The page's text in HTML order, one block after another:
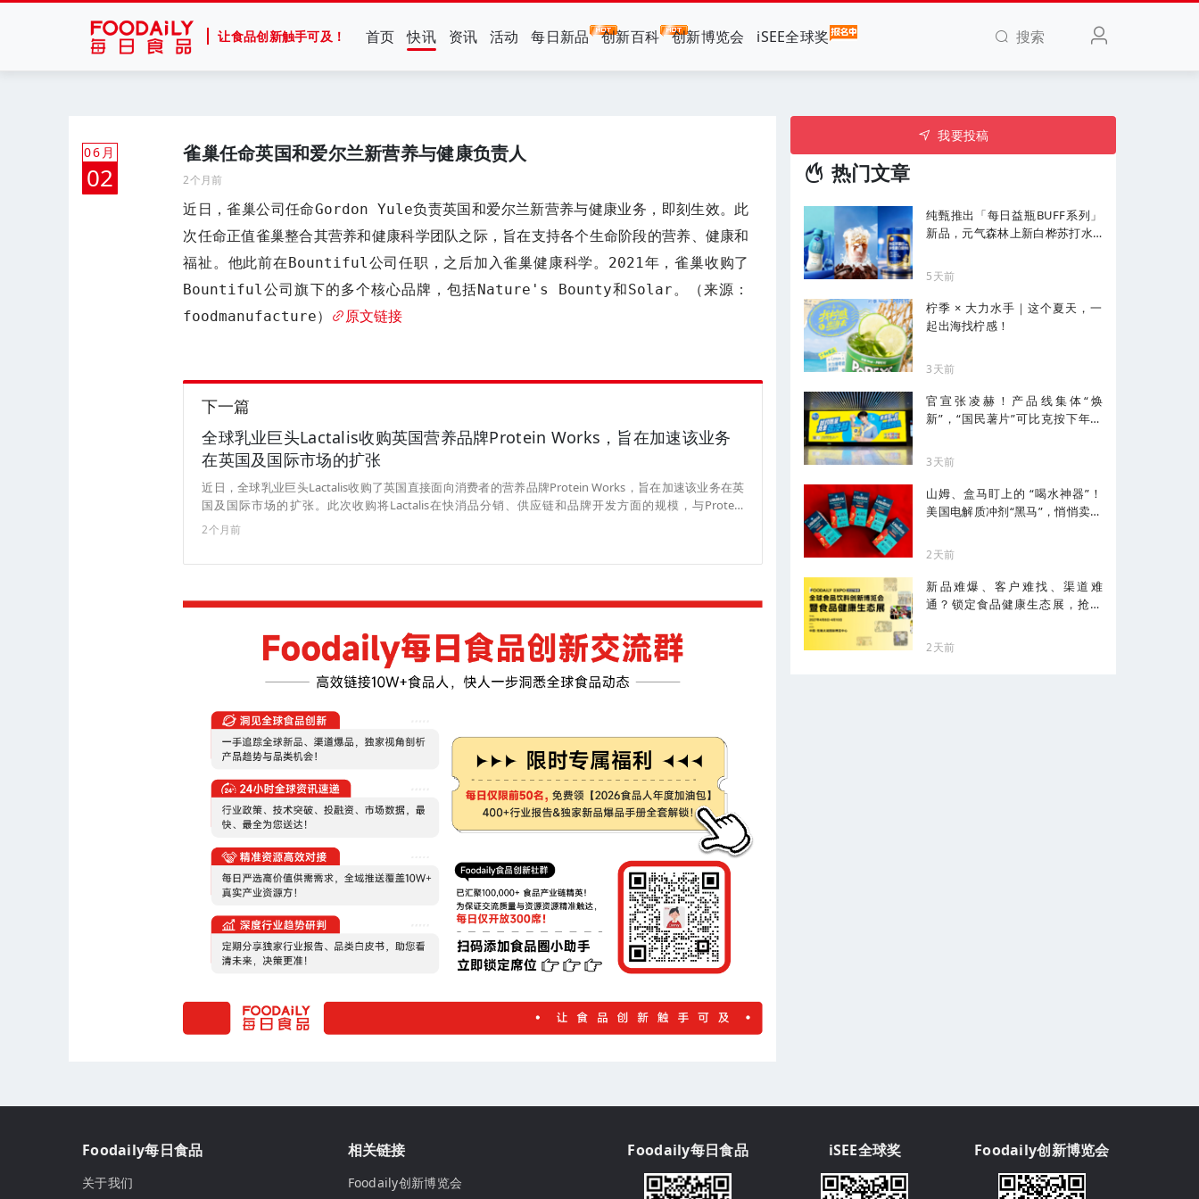
让食品创新触手可及！ 首页 快讯 资讯 活动 每日新品 创新百科 创新博览会 iSEE全球奖 搜索
06月
02
雀巢任命英国和爱尔兰新营养与健康负责人
2个月前
近日，雀巢公司任命Gordon Yule负责英国和爱尔兰新营养与健康业务，即刻生效。此
次任命正值雀巢整合其营养和健康科学团队之际，旨在支持各个生命阶段的营养、健康和
福祉。他此前在Bountiful公司任职，之后加入雀巢健康科学。2021年，雀巢收购了
Bountiful公司旗下的多个核心品牌，包括Nature's Bounty和Solar。（来源：
foodmanufacture）
原文链接
下一篇
全球乳业巨头Lactalis收购英国营养品牌Protein Works，旨在加速该业务
在英国及国际市场的扩张
近日，全球乳业巨头Lactalis收购了英国直接面向消费者的营养品牌Protein Works，旨在加速该业务在英
国及国际市场的扩张。此次收购将Lactalis在快消品分销、供应链和品牌开发方面的规模，与Protein
Works在功能性营养及数字化DTC能力方面的专业知识相结合。 Protein Works由Mark Coxhead于2012年
创立，现已发展为英国增长最快的健康生活方式品牌之一，产品涵盖蛋白奶昔、代餐食品、健康补充剂和
2个月前
我要投稿
热门文章
纯甄推出「每日益瓶BUFF系列」
新品，元气森林上新白桦苏打水...
5天前
柠季 × 大力水手｜这个夏天，一
起出海找柠感！
3天前
官宣张凌赫！产品线集体“焕
新”，“国民薯片”可比克按下年轻
3天前
山姆、盒马盯上的 “喝水神器”！
美国电解质冲剂“黑马”，悄悄卖了
2天前
新品难爆、客户难找、渠道难
通？锁定食品健康生态展，抢占
2天前
Foodaily每日食品
关于我们
相关链接
Foodaily创新博览会
Foodaily每日食品 iSEE全球奖 Foodaily创新博览会